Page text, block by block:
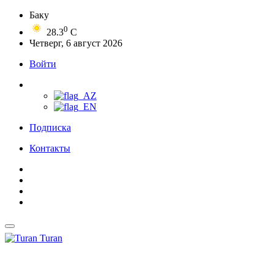
Баку
28.30 C
Четверг, 6 август 2026
Войти
Подписка
Контакты
Turan